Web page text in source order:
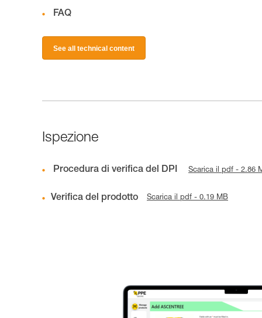
FAQ
See all technical content
Ispezione
Procedura di verifica del DPI Scarica il pdf - 2.86
Verifica del prodotto Scarica il pdf - 0.19 MB